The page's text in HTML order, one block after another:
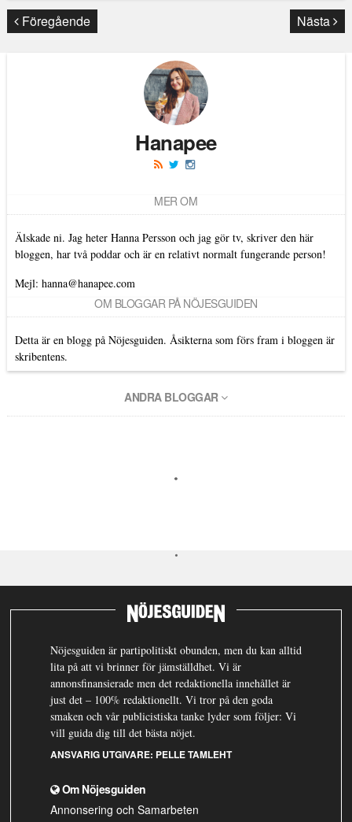
Läs kommentarer (9)
Föregående Nästa
Hanapee
MER OM
Älskade ni. Jag heter Hanna Persson och jag gör tv, skriver den här
bloggen, har två poddar och är en relativt normalt fungerande person!
Mejl: hanna@hanapee.com
OM BLOGGAR PÅ NÖJESGUIDEN
Detta är en blogg på Nöjesguiden. Åsikterna som förs fram i bloggen är
skribentens.
ANDRA BLOGGAR
Nöjesguiden är partipolitiskt obunden, men du kan alltid
lita på att vi brinner för jämställdhet. Vi är
annonsfinansierade men det redaktionella innehållet är
just det – 100% redaktionellt. Vi tror på den goda
smaken och vår publicistiska tanke lyder som följer: Vi
vill guida dig till det bästa nöjet.
ANSVARIG UTGIVARE: PELLE TAMLEHT
Om Nöjesguiden
Annonsering och Samarbeten